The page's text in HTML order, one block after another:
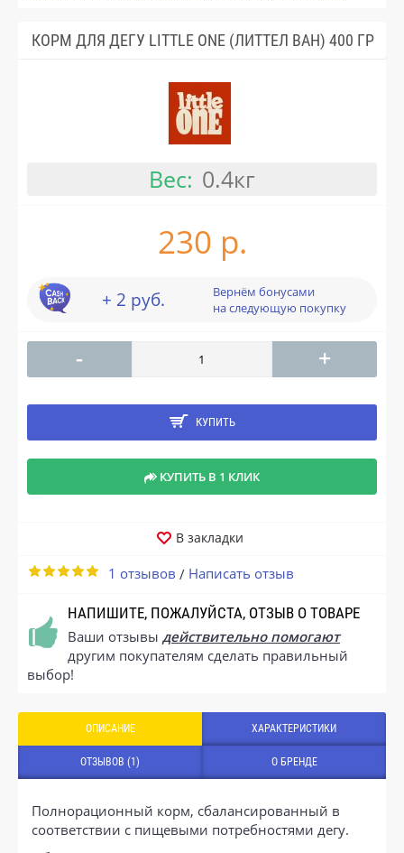
КОРМ ДЛЯ ДЕГУ LITTLE ONE (ЛИТТЕЛ ВАН) 400 ГР
Вес: 0.4кг
230 р.
+ 2 руб.
Вернём бонусами
на следующую покупку
- +
КУПИТЬ
КУПИТЬ В 1 КЛИК
В закладки
1 отзывов / Написать отзыв
НАПИШИТЕ, ПОЖАЛУЙСТА, ОТЗЫВ О ТОВАРЕ
Ваши отзывы действительно помогают
другим покупателям сделать правильный
выбор!
ОПИСАНИЕ ХАРАКТЕРИСТИКИ
ОТЗЫВОВ (1) О БРЕНДЕ
Полнорационный корм, сбалансированный в
соответствии с пищевыми потребностями дегу.